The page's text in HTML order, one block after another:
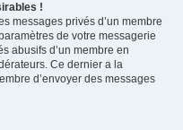
!
messages privés d’un membre
de votre messagerie
abusifs d’un membre en
Ce dernier a la
d’envoyer des messages